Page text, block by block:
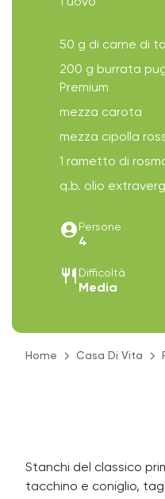
50 g di carne di
200 g burrata
Premium
mezza carota
mezza cipolla
1 rametto di
q.b. olio
account_circle Persone
4
restaurant Difficoltà
Media
Home Casa Di Vita
Stanchi del classico
tacchino e coniglio,